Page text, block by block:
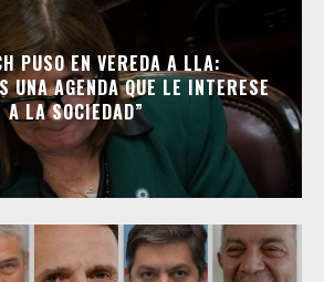
PUSO EN VEREDA A LLA:
UNA AGENDA QUE LE INTERESE
A LA SOCIEDAD”